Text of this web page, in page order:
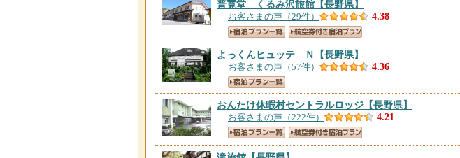
普寛堂 くるみ沢旅館 【長野県】
お客さまの声（29件） 4.38
よっくんヒュッテ Ｎ 【長野県】
お客さまの声（57件） 4.36
おんたけ休暇村セントラルロッジ 【長野県】
お客さまの声（222件） 4.21